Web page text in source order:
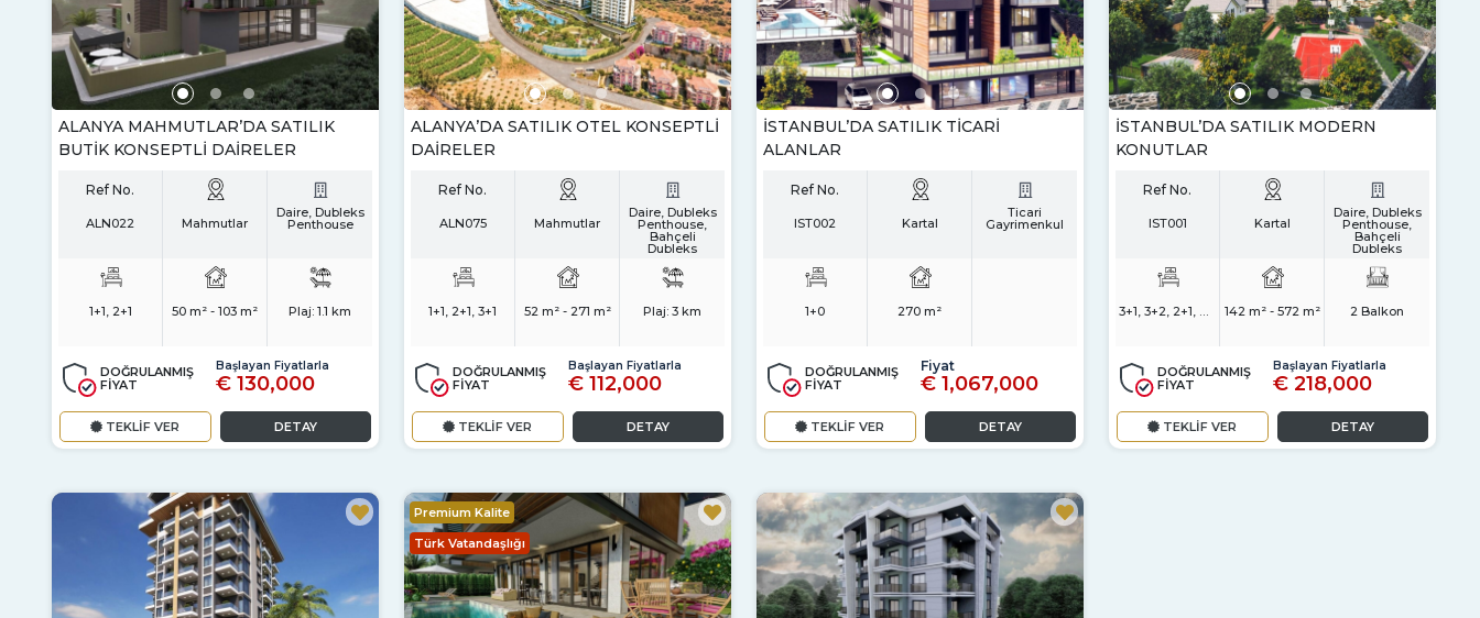
ALANYA MAHMUTLAR’DA SATILIK
BUTIK KONSEPTLI DAIRELER
Ref No.
ALN022 Mahmutlar
Daire, Dubleks
Penthouse
1+1, 2+1 50 m² - 103 m² Plaj: 1.1 km
DOĞRULANMIŞ
FİYAT
Başlayan Fiyatlarla
€ 130,000
TEKLİF VER DETAY
ALANYA’DA SATILIK OTEL KONSEPTLI
DAIRELER
Ref No.
ALN075 Mahmutlar
Daire, Dubleks
Penthouse,
Bahçeli
Dubleks
1+1, 2+1, 3+1 52 m² - 271 m² Plaj: 3 km
DOĞRULANMIŞ
FİYAT
Başlayan Fiyatlarla
€ 112,000
TEKLİF VER DETAY
İSTANBUL’DA SATILIK TICARI
ALANLAR
Ref No.
IST002 Kartal
Ticari
Gayrimenkul
1+0 270 m²
DOĞRULANMIŞ
FİYAT
Fiyat
€ 1,067,000
TEKLİF VER DETAY
İSTANBUL’DA SATILIK MODERN
KONUTLAR
Ref No.
IST001 Kartal
Daire, Dubleks
Penthouse,
Bahçeli
Dubleks
3+1, 3+2, 2+1, 4+1 142 m² - 572 m² 2 Balkon
DOĞRULANMIŞ
FİYAT
Başlayan Fiyatlarla
€ 218,000
TEKLİF VER DETAY
Premium Kalite
Türk Vatandaşlığı